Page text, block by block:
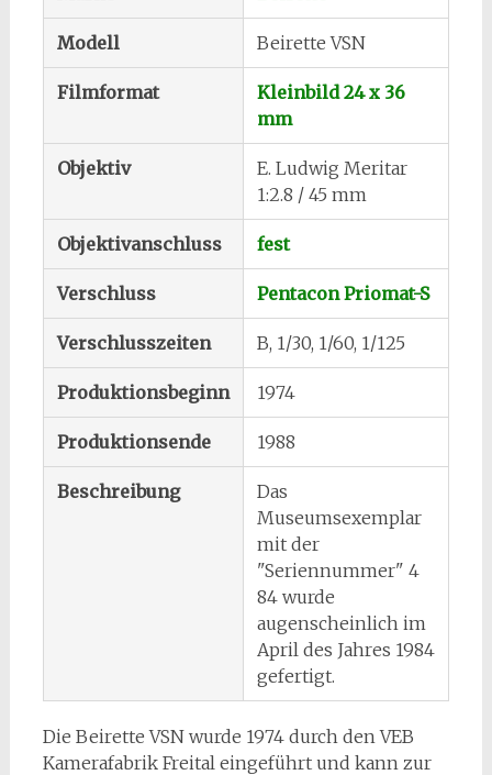
Modell Beirette VSN
Filmformat
Kleinbild 24 x 36
mm
Objektiv
E. Ludwig Meritar
1:2.8 / 45 mm
Objektivanschluss fest
Verschluss Pentacon Priomat-S
Verschlusszeiten B, 1/30, 1/60, 1/125
Produktionsbeginn 1974
Produktionsende 1988
Beschreibung
Das
Museumsexemplar
mit der
"Seriennummer" 4
84 wurde
augenscheinlich im
April des Jahres 1984
gefertigt.
Die Beirette VSN wurde 1974 durch den VEB
Kamerafabrik Freital eingeführt und kann zur